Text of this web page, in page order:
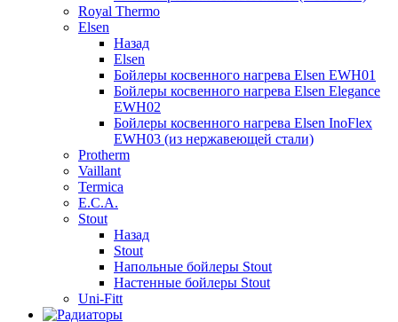
Royal Thermo
Elsen
Назад
Elsen
Бойлеры косвенного нагрева Elsen EWH01
Бойлеры косвенного нагрева Elsen Elegance
EWH02
Бойлеры косвенного нагрева Elsen InoFlex
EWH03 (из нержавеющей стали)
Protherm
Vaillant
Termica
E.C.A.
Stout
Назад
Stout
Напольные бойлеры Stout
Настенные бойлеры Stout
Uni-Fitt